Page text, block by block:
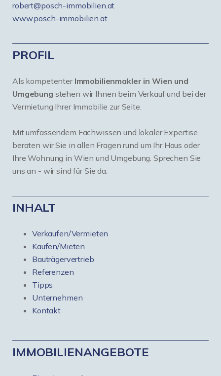
robert@posch-immobilien.at
www.posch-immobilien.at
PROFIL
Als kompetenter Immobilienmakler in Wien und
Umgebung stehen wir Ihnen beim Verkauf und bei der
Vermietung Ihrer Immobilie zur Seite.
Mit umfassendem Fachwissen und lokaler Expertise
beraten wir Sie in allen Fragen rund um Ihr Haus oder
Ihre Wohnung in Wien und Umgebung. Sprechen Sie
uns an - wir sind für Sie da.
INHALT
Verkaufen/Vermieten
Kaufen/Mieten
Bauträgervertrieb
Referenzen
Tipps
Unternehmen
Kontakt
IMMOBILIENANGEBOTE